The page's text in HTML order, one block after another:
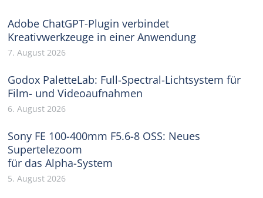
Adobe ChatGPT-Plugin verbindet
Kreativwerkzeuge in einer Anwendung
7. August 2026
Godox PaletteLab: Full-Spectral-Lichtsystem für
Film- und Videoaufnahmen
6. August 2026
Sony FE 100-400mm F5.6-8 OSS: Neues
Supertelezoom
für das Alpha-System
5. August 2026